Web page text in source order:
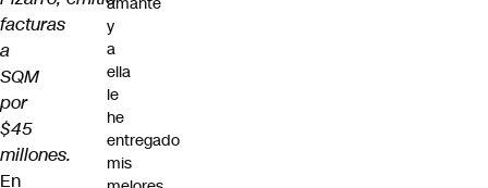
facturas
a
SQM
por
$45
millones.
En
y
a
ella
le
he
entregado
mis